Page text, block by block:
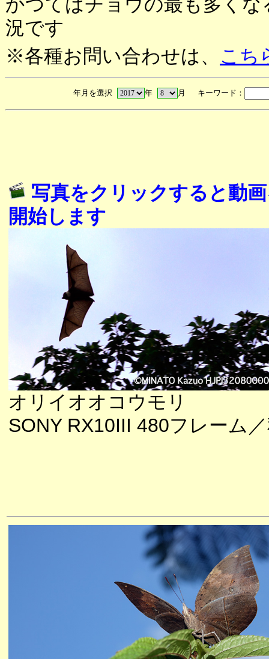
況です
※各種お問い合わせは、 こち
年月を選択 年 月 キーワード：
写真をクリックすると動
開始します
オリイオオコウモリ
SONY RX10III 480フレーム